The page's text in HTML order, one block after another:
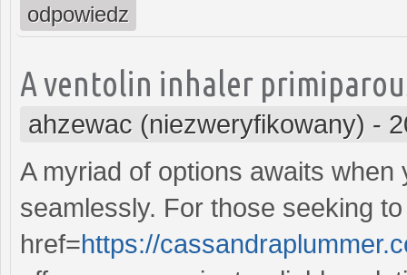
odpowiedz
A ventolin inhaler
ahzewac (niezweryfikowany) -
A myriad of options awaits
seamlessly. For those seeking
href=https://